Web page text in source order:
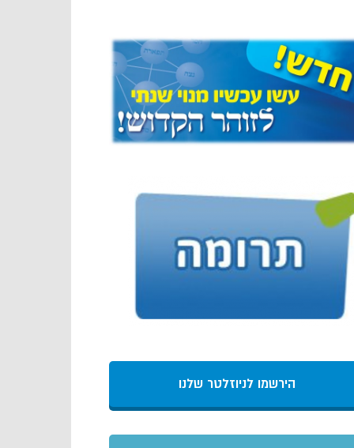
הירשמו לניוזלטר שלנו